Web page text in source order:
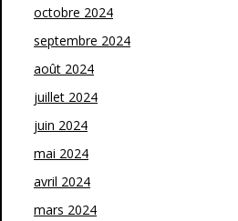
octobre 2024
septembre 2024
août 2024
juillet 2024
juin 2024
mai 2024
avril 2024
mars 2024